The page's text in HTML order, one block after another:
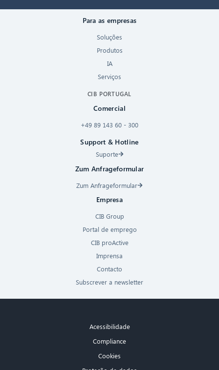
Para as empresas
Soluções
Produtos
IA
Serviços
CIB PORTUGAL
Comercial
+49 89 143 60 - 300
Support & Hotline
Suporte
Zum Anfrageformular
Zum Anfrageformular
Empresa
CIB Group
Portal de emprego
CIB proActive
Imprensa
Contacto
Subscrever a newsletter
Acessibilidade
Compliance
Cookies